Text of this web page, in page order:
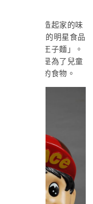
以味精製造起家的味
年，和日本的明星食品
王麵」和「王子麵」。
強調王子麵是為了兒童
是十分營養的食物。